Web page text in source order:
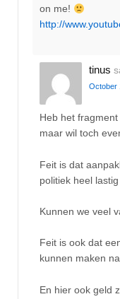
on me!
http://
tinus
October
Heb het
maar wil toch
Feit is dat
politiek heel lastig
Kunnen we veel
Feit is ook dat
kunnen maken
En hier ook geld